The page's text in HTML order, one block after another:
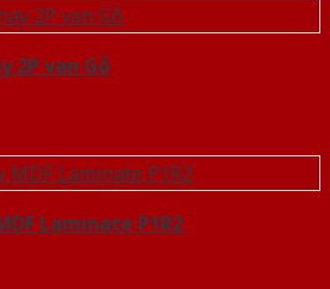
2P van Gỗ
Laminate P1R2